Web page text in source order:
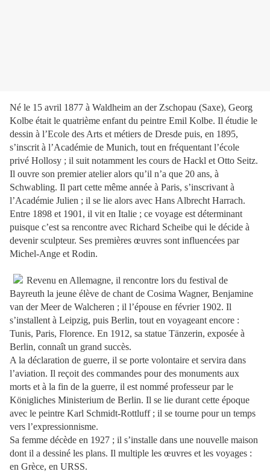
Né le 15 avril 1877 à Waldheim an der Zschopau (Saxe), Georg
Kolbe était le quatrième enfant du peintre Emil Kolbe. Il étudie le
dessin à l’Ecole des Arts et métiers de Dresde puis, en 1895,
s’inscrit à l’Académie de Munich, tout en fréquentant l’école
privé Hollosy ; il suit notamment les cours de Hackl et Otto Seitz.
Il ouvre son premier atelier alors qu’il n’a que 20 ans, à
Schwabling. Il part cette même année à Paris, s’inscrivant à
l’Académie Julien ; il se lie alors avec Hans Albrecht Harrach.
Entre 1898 et 1901, il vit en Italie ; ce voyage est déterminant
puisque c’est sa rencontre avec Richard Scheibe qui le décide à
devenir sculpteur. Ses premières œuvres sont influencées par
Michel-Ange et Rodin.
Revenu en Allemagne, il rencontre lors du festival de
Bayreuth la jeune élève de chant de Cosima Wagner, Benjamine
van der Meer de Walcheren ; il l’épouse en février 1902. Il
s’installent à Leipzig, puis Berlin, tout en voyageant encore :
Tunis, Paris, Florence. En 1912, sa statue Tänzerin, exposée à
Berlin, connaît un grand succès.
A la déclaration de guerre, il se porte volontaire et servira dans
l’aviation. Il reçoit des commandes pour des monuments aux
morts et à la fin de la guerre, il est nommé professeur par le
Königliches Ministerium de Berlin. Il se lie durant cette époque
avec le peintre Karl Schmidt-Rottluff ; il se tourne pour un temps
vers l’expressionnisme.
Sa femme décède en 1927 ; il s’installe dans une nouvelle maison
dont il a dessiné les plans. Il multiple les œuvres et les voyages :
en Grèce, en URSS.